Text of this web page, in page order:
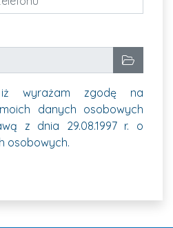
które chcesz wysłać. Pole
Wybierz
iż wyrażam zgodę na
danych osobowych
z dnia 29.08.1997 r. o
osobowych.